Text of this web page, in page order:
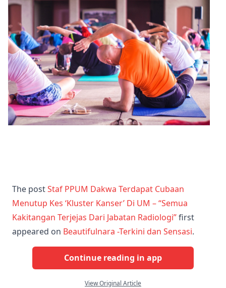
The postStaf PPUM Dakwa Terdapat Cubaan
Menutup Kes ‘Kluster Kanser’ Di UM – “Semua
Kakitangan Terjejas Dari Jabatan Radiologi”first
appeared on Beautifulnara -Terkini dan Sensasi.
Continue reading in app
View Original Article